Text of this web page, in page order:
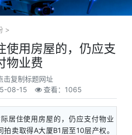
>
使用房屋的，仍应支
物业费
击复制标题网址
08-15 查看：1065
居住使用房屋的，仍应支付物业
取得A大厦B1层至10层产权。